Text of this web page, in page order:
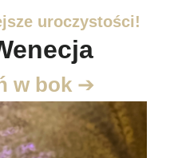
w bok ➔
uroczystości!